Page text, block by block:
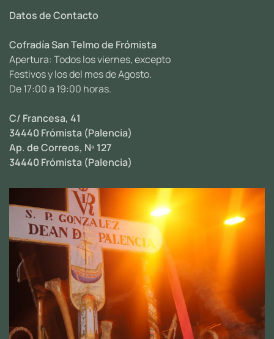
Datos de Contacto
Cofradía San Telmo de Frómista
Apertura: Todos los viernes, excepto
Festivos y los del mes de Agosto.
De 17:00 a 19:00 horas.
C/ Francesa, 41
34440 Frómista (Palencia)
Ap. de Correos, Nº 127
34440 Frómista (Palencia)